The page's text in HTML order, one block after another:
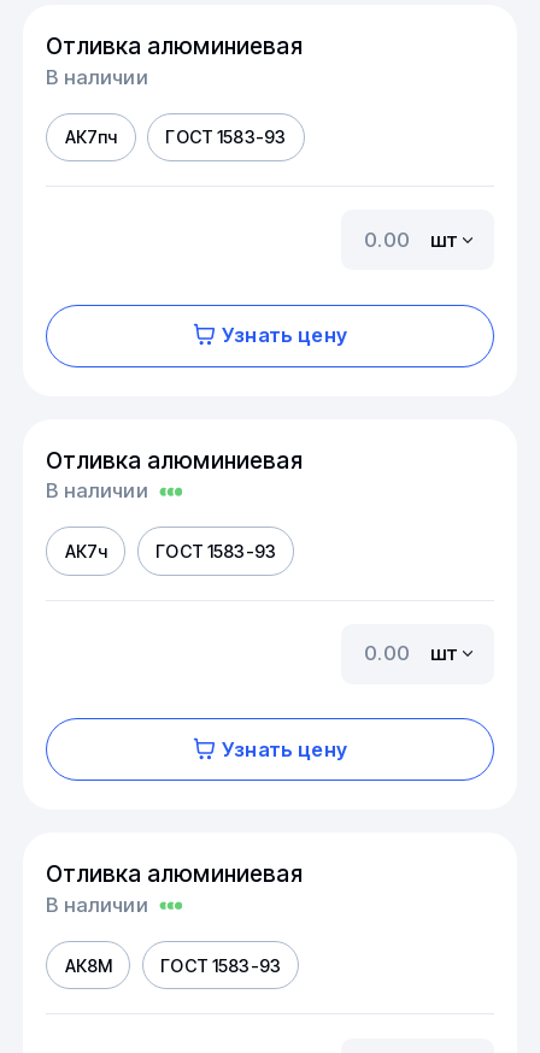
Отливка алюминиевая
В наличии
АК7пч ГОСТ 1583-93
шт
Узнать цену
Отливка алюминиевая
В наличии
АК7ч ГОСТ 1583-93
шт
Узнать цену
Отливка алюминиевая
В наличии
АК8М ГОСТ 1583-93